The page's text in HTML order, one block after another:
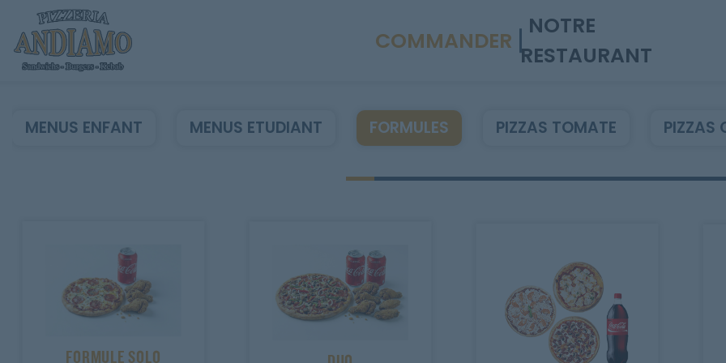
Contact
Mentions Légales
COMMANDER
NOTRE
RESTAURANT
MENUS ENFANT MENUS ETUDIANT FORMULES PIZZAS TOMATE PIZZAS
FORMULE SOLO